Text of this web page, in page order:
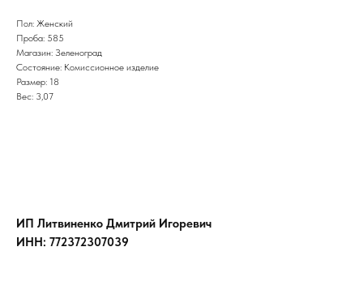
Пол: Женский
Проба: 585
Магазин: Зеленоград
Состояние: Комиссионное изделие
Размер: 18
Вес: 3,07
ИП Литвиненко Дмитрий Игоревич
ИНН: 772372307039